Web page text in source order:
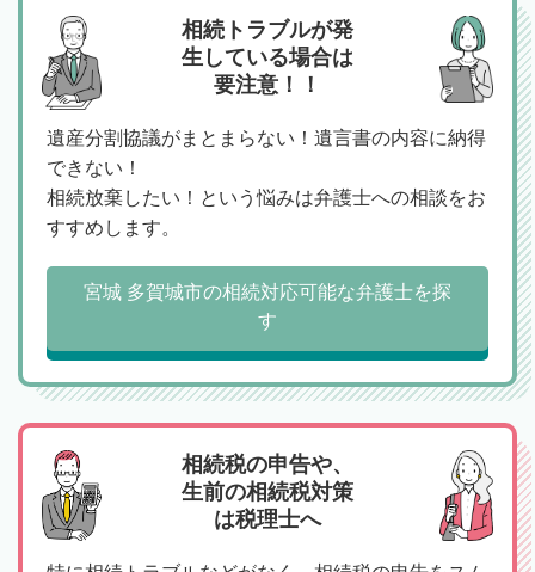
相続トラブルが発
生している場合は
要注意！！
遺産分割協議がまとまらない！遺言書の内容に納得
できない！
相続放棄したい！という悩みは弁護士への相談をお
すすめします。
宮城 多賀城市の相続対応可能な弁護士を探
す
相続税の申告や、
生前の相続税対策
は税理士へ